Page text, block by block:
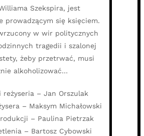
Szekspira, jest
prowadzącym się księciem.
w wir politycznych
tragedii i szalonej
żeby przetrwać, musi
alkoholizować…
reżyseria – Jan Orszulak
– Maksym Michałowski
– Paulina Pietrzak
– Bartosz Cybowski